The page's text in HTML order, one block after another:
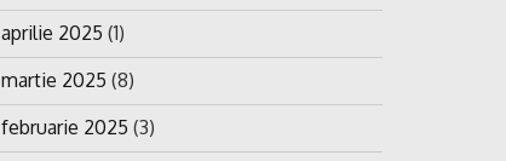
aprilie 2025 (1)
martie 2025 (8)
februarie 2025 (3)